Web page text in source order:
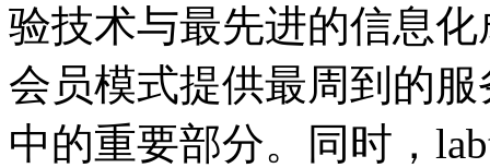
验技术与最先进的信息
会员模式提供最周到的
中的重要部分。同时，